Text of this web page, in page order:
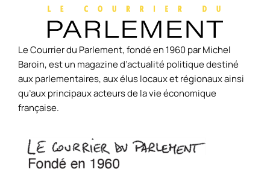
Le Courrier du Parlement, fondé en 1960 par Michel
Baroin, est un magazine d’actualité politique destiné
aux parlementaires, aux élus locaux et régionaux ainsi
qu’aux principaux acteurs de la vie économique
française.